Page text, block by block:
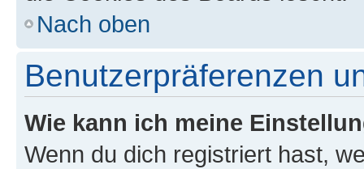
Nach oben
Benutzerpräferenzen
Wie kann ich meine
Wenn du dich registriert hast,